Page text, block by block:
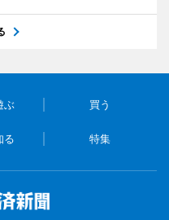
ぶ 買う
る 特集